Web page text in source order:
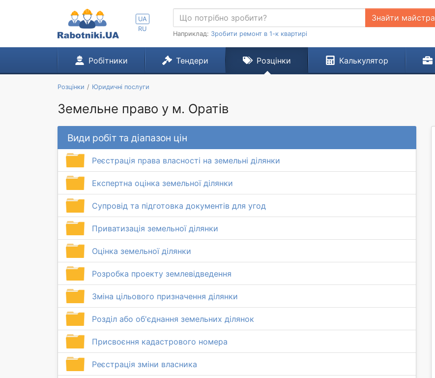
UA
RU
Знайти майстра
Наприклад: Зробити ремонт в 1-к квартирі
Робітники Тендери Розцінки Калькулятор
Розцінки Юридичні послуги
Земельне право у м. Оратів
Види робіт та діапазон цін
Реєстрація права власності на земельні ділянки
Експертна оцінка земельної ділянки
Супровід та підготовка документів для угод
Приватизація земельної ділянки
Оцінка земельної ділянки
Розробка проекту землевідведення
Зміна цільового призначення ділянки
Розділ або об'єднання земельних ділянок
Присвоєння кадастрового номера
Реєстрація зміни власника